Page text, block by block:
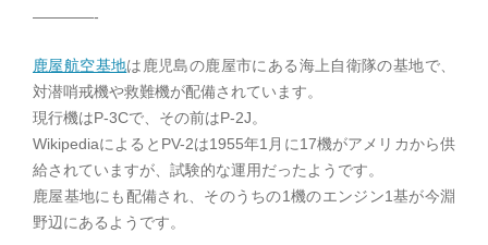
————-
鹿屋航空基地は鹿児島の鹿屋市にある海上自衛隊の基地で、
対潜哨戒機や救難機が配備されています。
現行機はP-3Cで、その前はP-2J。
WikipediaによるとPV-2は1955年1月に17機がアメリカから供
給されていますが、試験的な運用だったようです。
鹿屋基地にも配備され、そのうちの1機のエンジン1基が今淵
野辺にあるようです。